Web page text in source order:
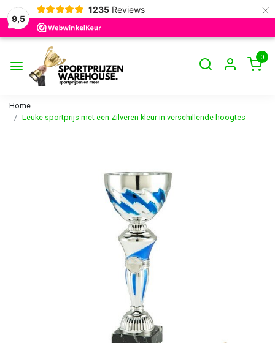
9,5
1235 Reviews ×
0
Home
Leuke sportprijs met een Zilveren kleur in verschillende hoogtes